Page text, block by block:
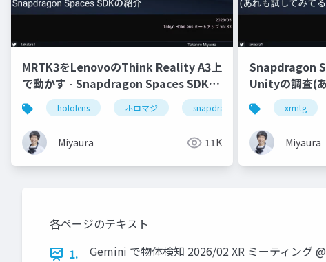
MRTK3をLenovoのThink Reality A3上
で動かす - Snapdragon Spaces SDKの
紹介
hololens ホロマジ snapdragonspaces mrtk3
Miyaura 11K
Snapdragon
Unityの調査(
xrmtg
Miyaura
各ページのテキスト
1.
Gemini で物体検知 2026/02 XR ミーティング